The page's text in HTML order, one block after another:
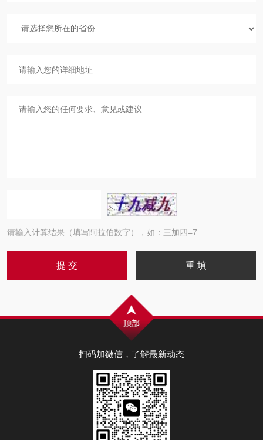
请输入计算结果（填写阿拉伯数字），如：三加四=7
扫码加微信，了解最新动态